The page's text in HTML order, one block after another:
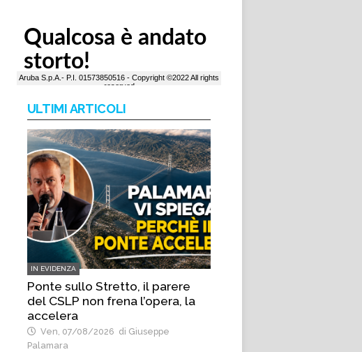
ULTIMI ARTICOLI
IN EVIDENZA
Ponte sullo Stretto, il parere
del CSLP non frena l’opera, la
accelera
Ven, 07/08/2026 di Giuseppe
Palamara